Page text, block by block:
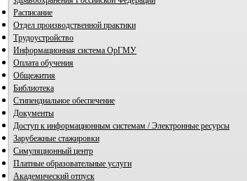
Расписание
Отдел производственной практики
Трудоустройство
Информационная система ОрГМУ
Оплата обучения
Общежития
Библиотека
Стипендиальное обеспечение
Документы
Доступ к информационным системам / Электронные ресурсы
Зарубежные стажировки
Симуляционный центр
Платные образовательные услуги
Академический отпуск